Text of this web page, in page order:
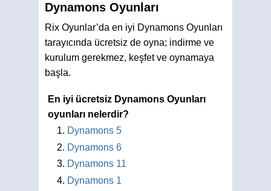
Dynamons Oyunları
Rix Oyunlar’da en iyi Dynamons Oyunları
tarayıcında ücretsiz de oyna; indirme ve
kurulum gerekmez, keşfet ve oynamaya
başla.
En iyi ücretsiz Dynamons Oyunları
oyunları nelerdir?
Dynamons 5
Dynamons 6
Dynamons 11
Dynamons 1